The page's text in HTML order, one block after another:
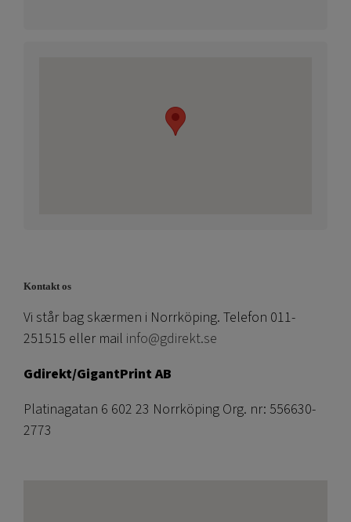
Kontakt os
Vi står bag skærmen i Norrköping. Telefon 011-
251515 eller mail info@gdirekt.se
Gdirekt/GigantPrint AB
Platinagatan 6 602 23 Norrköping Org. nr: 556630-
2773